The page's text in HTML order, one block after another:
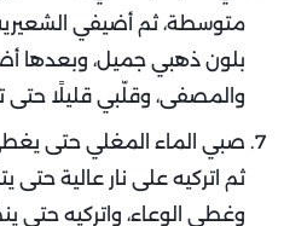
متوسطة، ثم أضيفي
بلون ذهبي جميل، وبعدها
والمصفى، وقلّبي قليلًا حتى
صبي الماء المغلي حتى يغطي
ثم اتركيه على نار عالية حتى
وغطي الوعاء، واتركيه حتى